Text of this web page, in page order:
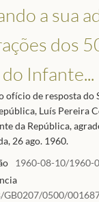
a sua
dos
Infante...
ofício de resposta do
Luís Pereira
da República,
26 ago. 1960.
1960-08-10/1960-
GB0207/0500/